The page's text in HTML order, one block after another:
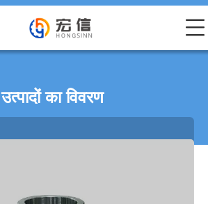
उत्पादों का विवरण